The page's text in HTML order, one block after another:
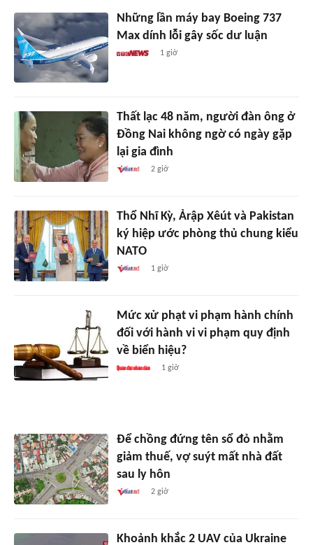
Những lần máy bay Boeing 737
Max dính lỗi gây sốc dư luận
1 giờ
Thất lạc 48 năm, người đàn ông ở
Đồng Nai không ngờ có ngày gặp
lại gia đình
2 giờ
Thổ Nhĩ Kỳ, Ảrập Xêút và Pakistan
ký hiệp ước phòng thủ chung kiểu
NATO
1 giờ
Mức xử phạt vi phạm hành chính
đối với hành vi vi phạm quy định
về biển hiệu?
1 giờ
Để chồng đứng tên sổ đỏ nhằm
giảm thuế, vợ suýt mất nhà đất
sau ly hôn
2 giờ
Khoảnh khắc 2 UAV của Ukraine